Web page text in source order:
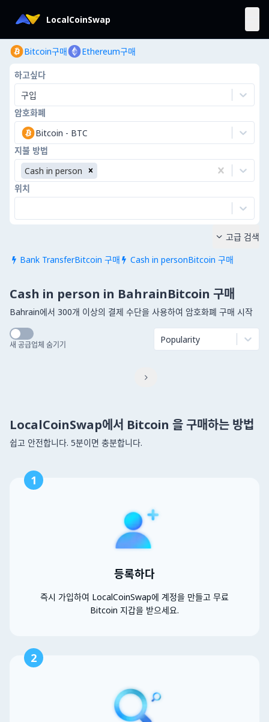
LocalCoinSwap
Bitcoin구매 Ethereum구매
하고싶다
구입
암호화폐
Bitcoin - BTC
지불 방법
Cash in person
위치
 Bank TransferBitcoin 구매  Cash in personBitcoin 구매
 고급 검색
Cash in person in BahrainBitcoin 구매
Bahrain에서 300개 이상의 결제 수단을 사용하여 암호화폐 구매 시작
새 공급업체 숨기기 Popularity

LocalCoinSwap에서 Bitcoin 을 구매하는 방법
쉽고 안전합니다. 5분이면 충분합니다.
1
등록하다
즉시 가입하여 LocalCoinSwap에 계정을 만들고 무료
Bitcoin 지갑을 받으세요.
2